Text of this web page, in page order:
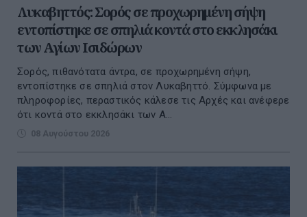
Λυκαβηττός: Σορός σε προχωρημένη σήψη
εντοπίστηκε σε σπηλιά κοντά στο εκκλησάκι
των Αγίων Ισιδώρων
Σορός, πιθανότατα άντρα, σε προχωρημένη σήψη,
εντοπίστηκε σε σπηλιά στον Λυκαβηττό. Σύμφωνα με
πληροφορίες, περαστικός κάλεσε τις Αρχές και ανέφερε
ότι κοντά στο εκκλησάκι των Α...
08 Αυγούστου 2026